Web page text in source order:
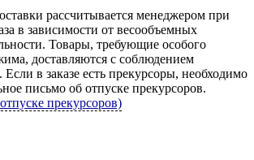
рассчитывается менеджером при
в зависимости от весообъемных
Товары, требующие особого
доставляются с соблюдением
в заказе есть прекурсоры, необходимо
письмо об отпуске прекурсоров.
прекурсоров)